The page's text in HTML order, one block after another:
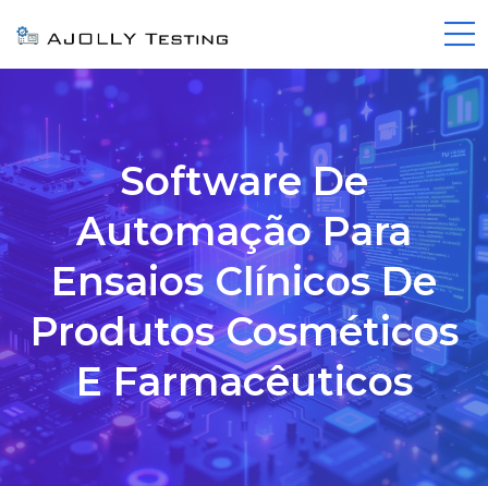
Software De
Automação Para
Ensaios Clínicos De
Produtos Cosméticos
E Farmacêuticos